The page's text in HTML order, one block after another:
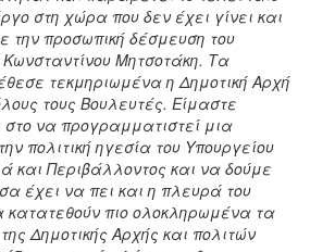
στη χώρα που δεν έχει γίνει και
την προσωπική δέσμευση του
Μητσοτάκη. Τα
τεκμηριωμένα η Δημοτική Αρχή
τους Βουλευτές. Είμαστε
στο να προγραμματιστεί μια
πολιτική ηγεσία του Υπουργείου
και Περιβάλλοντος και να δούμε
έχει να πει και η πλευρά του
κατατεθούν πιο ολοκληρωμένα τα
Δημοτικής Αρχής και πολιτών